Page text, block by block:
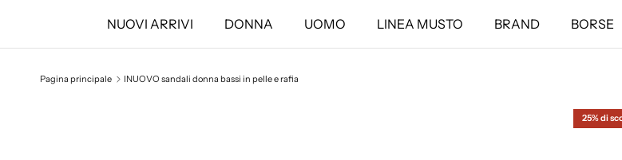
NUOVI ARRIVI DONNA UOMO LINEA MUSTO BRAND BORSE
Pagina principale INUOVO sandali donna bassi in pelle e rafia
25% di